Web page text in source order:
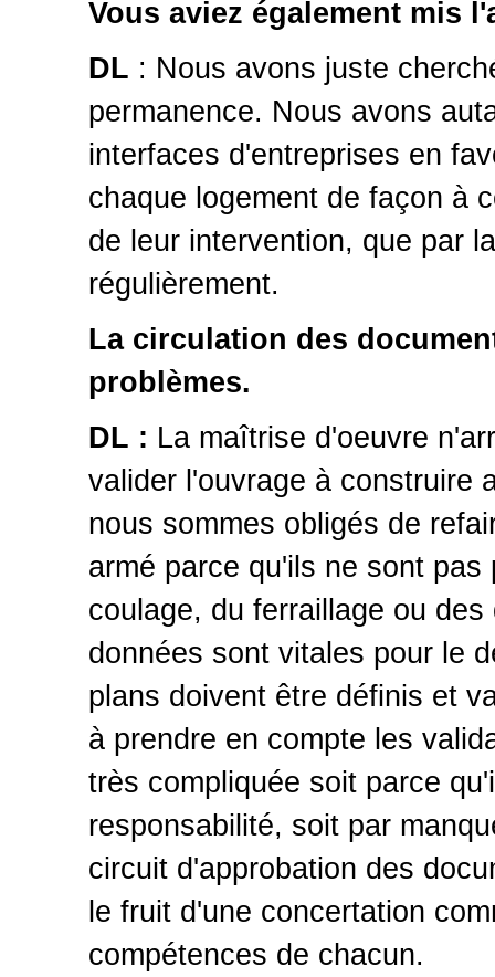
Vous aviez également mis
DL : Nous avons juste
permanence. Nous avons
interfaces d'entreprises en
chaque logement de façon à
de leur intervention, que par
régulièrement.
La circulation des
problèmes.
DL : La maîtrise d'oeuvre
valider l'ouvrage à construire
nous sommes obligés de
armé parce qu'ils ne sont
coulage, du ferraillage ou
données sont vitales pour le
plans doivent être définis et
à prendre en compte les
très compliquée soit parce
responsabilité, soit par
circuit d'approbation des
le fruit d'une concertation
compétences de chacun.